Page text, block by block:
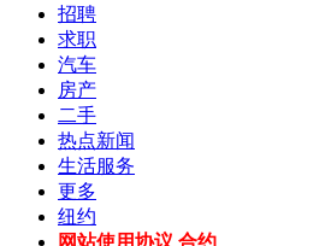
招聘
求职
汽车
房产
二手
热点新闻
生活服务
更多
纽约
网站使用协议 合约